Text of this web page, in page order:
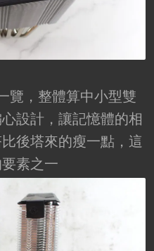
覽，整體算中小型雙
設計，讓記憶體的相
後塔來的瘦一點，這
素之一